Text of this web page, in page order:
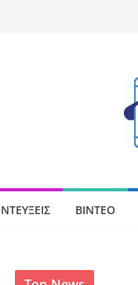
ΒΊΝΤΕΟ